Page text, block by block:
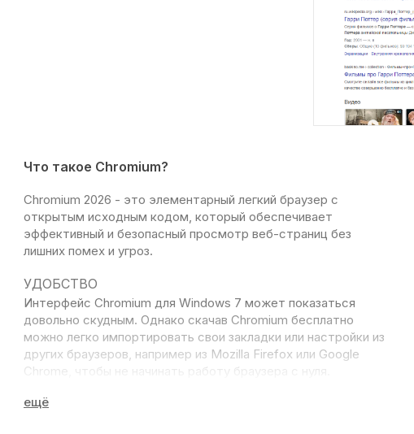
Что такое Chromium?
Chromium 2026 - это элементарный легкий браузер с
открытым исходным кодом, который обеспечивает
эффективный и безопасный просмотр веб-страниц без
лишних помех и угроз.
УДОБСТВО
Интерфейс Chromium для Windows 7 может показаться
довольно скудным. Однако скачав Chromium бесплатно
можно легко импортировать свои закладки или настройки из
других браузеров, например из Mozilla Firefox или Google
Chrome
, чтобы не начинать работу браузера с нуля.
объединены в одно пространство и работает замечательно.